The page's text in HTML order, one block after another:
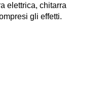
elettrica, chitarra
gli effetti.